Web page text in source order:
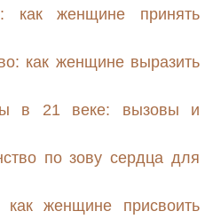
как женщине принять
как женщине выразить
в 21 веке: вызовы и
по зову сердца для
как женщине присвоить